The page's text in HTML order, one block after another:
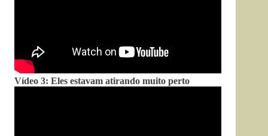
Vídeo 3: Eles estavam atirando muito perto